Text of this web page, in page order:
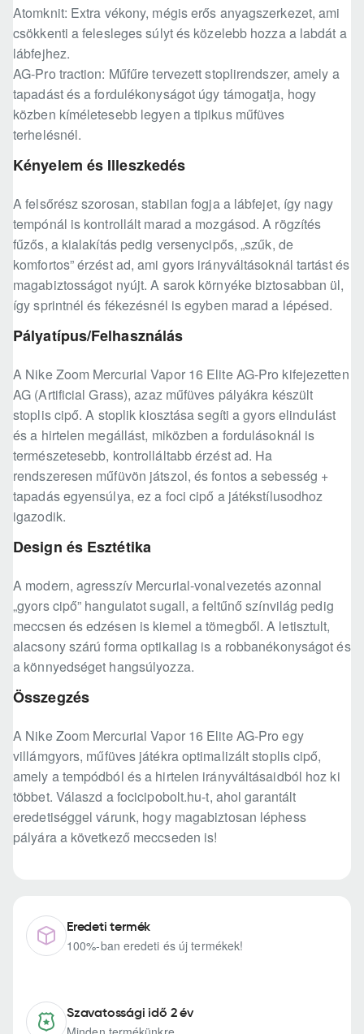
Atomknit: Extra vékony, mégis erős anyagszerkezet, ami
csökkenti a felesleges súlyt és közelebb hozza a labdát a
lábfejhez.
AG-Pro traction: Műfűre tervezett stoplirendszer, amely a
tapadást és a fordulékonyságot úgy támogatja, hogy
közben kíméletesebb legyen a tipikus műfüves
terhelésnél.
Kényelem és Illeszkedés
A felsőrész szorosan, stabilan fogja a lábfejet, így nagy
tempónál is kontrollált marad a mozgásod. A rögzítés
fűzős, a kialakítás pedig versenycipős, „szűk, de
komfortos” érzést ad, ami gyors irányváltásoknál tartást és
magabiztosságot nyújt. A sarok környéke biztosabban ül,
így sprintnél és fékezésnél is egyben marad a lépésed.
Pályatípus/Felhasználás
A Nike Zoom Mercurial Vapor 16 Elite AG-Pro kifejezetten
AG (Artificial Grass), azaz műfüves pályákra készült
stoplis cipő. A stoplik kiosztása segíti a gyors elindulást
és a hirtelen megállást, miközben a fordulásoknál is
természetesebb, kontrolláltabb érzést ad. Ha
rendszeresen műfüvön játszol, és fontos a sebesség +
tapadás egyensúlya, ez a foci cipő a játékstílusodhoz
igazodik.
Design és Esztétika
A modern, agresszív Mercurial-vonalvezetés azonnal
„gyors cipő” hangulatot sugall, a feltűnő színvilág pedig
meccsen és edzésen is kiemel a tömegből. A letisztult,
alacsony szárú forma optikailag is a robbanékonyságot és
a könnyedséget hangsúlyozza.
Összegzés
A Nike Zoom Mercurial Vapor 16 Elite AG-Pro egy
villámgyors, műfüves játékra optimalizált stoplis cipő,
amely a tempódból és a hirtelen irányváltásaidból hoz ki
többet. Válaszd a focicipobolt.hu-t, ahol garantált
eredetiséggel várunk, hogy magabiztosan léphess
pályára a következő meccseden is!
Eredeti termék
100%-ban eredeti és új termékek!
Szavatossági idő 2 év